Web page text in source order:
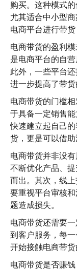
购买。这种模式
尤其适合中小型
电商平台进行带
电商带货的盈利
是电商平台的自
此外，一些平台
进一步提高了带货
电商带货的门槛
于具备一定销售
快速建立起自己
货，更是可以借助
电商带货并非没
不断优化产品、
而出。其次，线
要重视平台审核
题造成损失。
电商带货还需要
到客户服务，每
开始接触电商带
电商带货是否赚